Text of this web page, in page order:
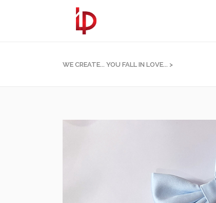
WE CREATE... YOU FALL IN LOVE... >